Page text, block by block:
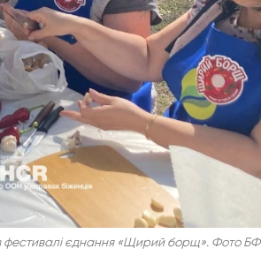
фестивалі єднання «Щирий борщ». Фото БФ